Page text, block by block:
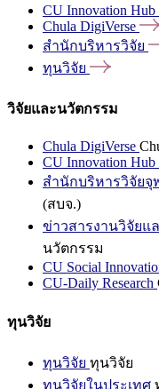
CU Innovation Hub
Chula DigiVerse
สำนักบริหารวิจัย
ทุนวิจัย
วิจัยและนวัตกรรม
Chula DigiVerse
CU Innovation Hub
สำนักบริหารวิจัยจุ
(สบจ.)
ข่าวสารงานวิจัยแ
นวัตกรรม
CU Social
CU-Daily Research
ทุนวิจัย
ทุนวิจัย ทุนวิจัย
ทุนวิจัยในประเทศ